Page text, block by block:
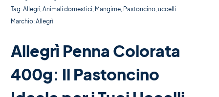
Tag:Allegrì,Animali domestici, Mangime, Pastoncino,uccelli
Marchio:Allegrì
Allegrì Penna Colorata
400g: Il Pastoncino